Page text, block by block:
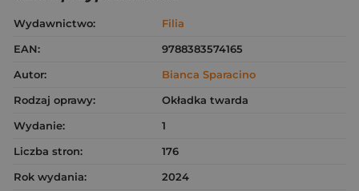
Wydawnictwo:
Filia
EAN:
9788383574165
Autor:
Bianca Sparacino
Rodzaj oprawy:
Okładka twarda
Wydanie:
1
Liczba stron:
176
Rok wydania:
2024